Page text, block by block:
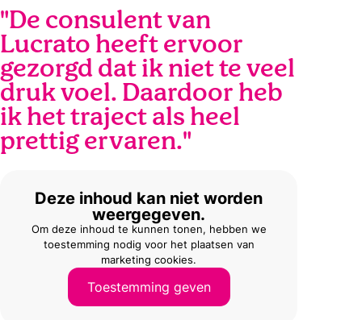
"De consulent van
Lucrato heeft ervoor
gezorgd dat ik niet te veel
druk voel. Daardoor heb
ik het traject als heel
prettig ervaren."
Deze inhoud kan niet worden
weergegeven.
Om deze inhoud te kunnen tonen, hebben we
toestemming nodig voor het plaatsen van
marketing cookies.
Toestemming geven